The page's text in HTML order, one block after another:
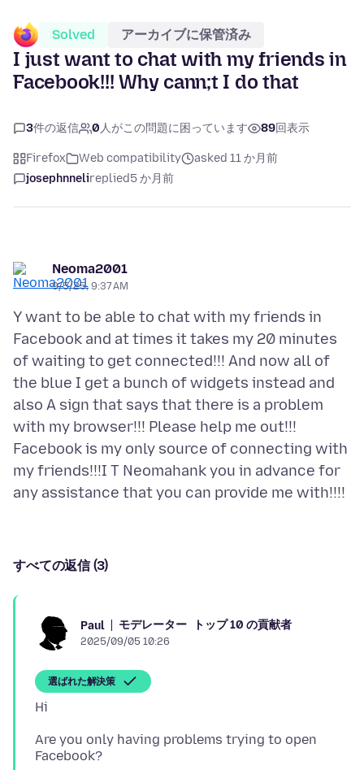
Solved アーカイブに保管済み
I just want to chat with my friends in
Facebook!!! Why cann;t I do that
3件の返信 0人がこの問題に困っています 89回表示
Firefox Web compatibility
asked 11 か月前
josephnnelireplied5 か月前
Neoma2001
9/5/25, 9:37 AM
Y want to be able to chat with my friends in
Facebook and at times it takes my 20 minutes
of waiting to get connected!!! And now all of
the blue I get a bunch of widgets instead and
also A sign that says that there is a problem
with my browser!!! Please help me out!!!
Facebook is my only source of connecting with
my friends!!!I T Neomahank you in advance for
すべての返信 (3)
Paul モデレーター トップ 10 の貢献者
2025/09/05 10:26
選ばれた解決策
Are you only having problems trying to open